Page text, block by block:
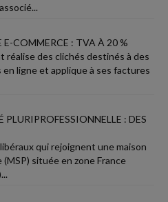
COMMERCE : TVA À 20 %
des clichés destinés à des
ligne et applique à ses factures
: DES
qui rejoignent une maison
située en zone France